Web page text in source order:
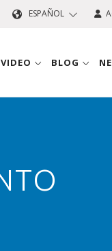
ESPAÑOL
VIDEO BLOG